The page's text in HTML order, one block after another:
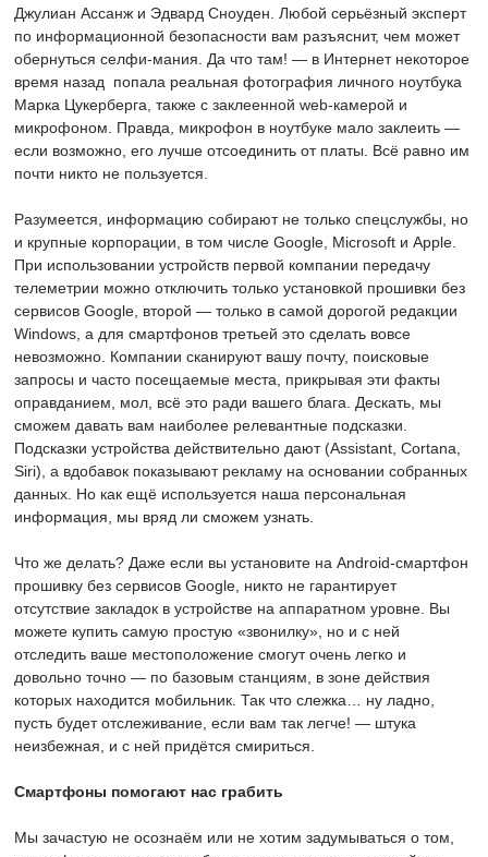
Джулиан Ассанж и Эдвард Сноуден. Любой серьёзный эксперт
по информационной безопасности вам разъяснит, чем может
обернуться селфи-мания. Да что там! — в Интернет некоторое
время назад попала реальная фотография личного ноутбука
Марка Цукерберга, также с заклеенной web-камерой и
микрофоном. Правда, микрофон в ноутбуке мало заклеить —
если возможно, его лучше отсоединить от платы. Всё равно им
почти никто не пользуется.
Разумеется, информацию собирают не только спецслужбы, но
и крупные корпорации, в том числе Google, Microsoft и Apple.
При использовании устройств первой компании передачу
телеметрии можно отключить только установкой прошивки без
сервисов Google, второй — только в самой дорогой редакции
Windows, а для смартфонов третьей это сделать вовсе
невозможно. Компании сканируют вашу почту, поисковые
запросы и часто посещаемые места, прикрывая эти факты
оправданием, мол, всё это ради вашего блага. Дескать, мы
сможем давать вам наиболее релевантные подсказки.
Подсказки устройства действительно дают (Assistant, Cortana,
Siri), а вдобавок показывают рекламу на основании собранных
данных. Но как ещё используется наша персональная
информация, мы вряд ли сможем узнать.
Что же делать? Даже если вы установите на Android-смартфон
прошивку без сервисов Google, никто не гарантирует
отсутствие закладок в устройстве на аппаратном уровне. Вы
можете купить самую простую «звонилку», но и с ней
отследить ваше местоположение смогут очень легко и
довольно точно — по базовым станциям, в зоне действия
которых находится мобильник. Так что слежка… ну ладно,
пусть будет отслеживание, если вам так легче! — штука
неизбежная, и с ней придётся смириться.
Смартфоны помогают нас грабить
Мы зачастую не осознаём или не хотим задумываться о том,